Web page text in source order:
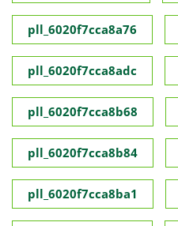
pll_6020f7cca8a76
pll_6020f7cca8adc
pll_6020f7cca8b68
pll_6020f7cca8b84
pll_6020f7cca8ba1